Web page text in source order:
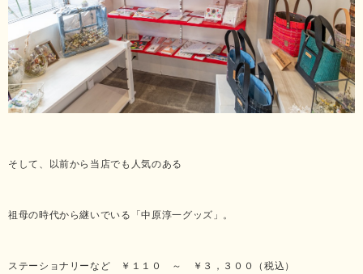
そして、以前から当店でも人気のある
祖母の時代から継いでいる「中原淳一グッズ」。
ステーショナリーなど ￥１１０ ～ ￥３，３００（税込）